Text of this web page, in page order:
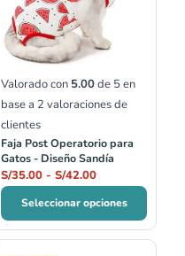
Valorado con 5.00de 5 en
base a 2 valoraciones de
clientes
Faja Post Operatorio para
Gatos - Diseño Sandía
S/35.00 - S/42.00
S/35.00
S/42.00
Seleccionar opciones